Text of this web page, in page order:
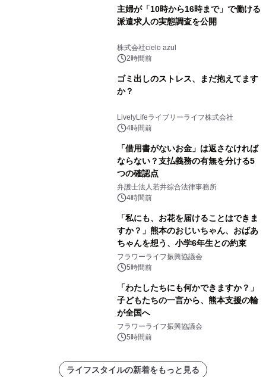
主婦が「10時から16時まで」で働ける
派遣求人の実態調査を公開
株式会社cielo azul
2時間前
ゴミ出しのストレス、まだ抱えてます
か？
LivelyLifeライブリーライフ株式会社
4時間前
「借用書がないお金」は返さなければ
ならない？支払義務の有無を分ける5
つの確認点
弁護士法人若井綜合法律事務所
4時間前
「私にも、お花を届けることはできま
すか？」熊本のおじいちゃん、おばあ
ちゃんを想う、小学6年生との約束
フラワーライフ振興協議会
5時間前
「わたしたちにも何かできますか？」
子どもたちの一言から、熊本支援の輪
が全国へ
フラワーライフ振興協議会
5時間前
ライフスタイルの新着をもっと見る